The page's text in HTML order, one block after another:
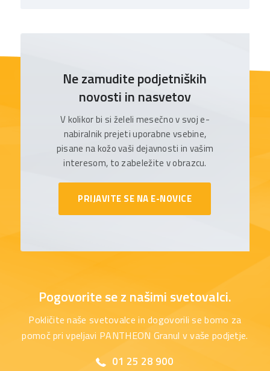
Ne zamudite podjetniških
novosti in nasvetov
V kolikor bi si želeli mesečno v svoj e-
nabiralnik prejeti uporabne vsebine,
pisane na kožo vaši dejavnosti in vašim
interesom, to zabeležite v obrazcu.
PRIJAVITE SE NA E-NOVICE
Pogovorite se z našimi svetovalci.
Pokličite naše svetovalce in dogovorili se bomo za
pomoč pri vpeljavi PANTHEON Granul v vaše podjetje.
01 25 28 900